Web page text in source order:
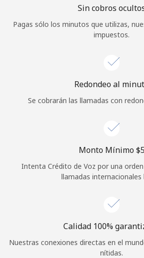
Iniciar Sesión
Sin cobros
Pagas sólo los minutos que utilizas,
impuestos.
Redondeo al
Se cobrarán las llamadas con
Monto Mínimo ⁦$5⁩
Intenta Crédito de Voz por una
llamadas internacionales
Calidad 100%
Nuestras conexiones directas en el
nítidas.